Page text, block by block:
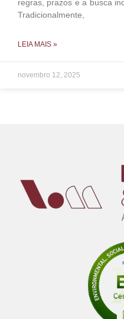
regras, prazos e a busca
Tradicionalmente,
LEIA MAIS »
novembro 12, 2025